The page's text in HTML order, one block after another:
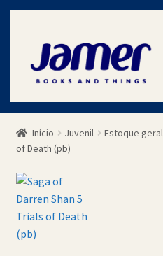
Pular
para
navegação
Pular
para
conteúdo
Início
Avaliações
Cart
Checkout
Início Juvenil Estoque geral
of Death (pb)